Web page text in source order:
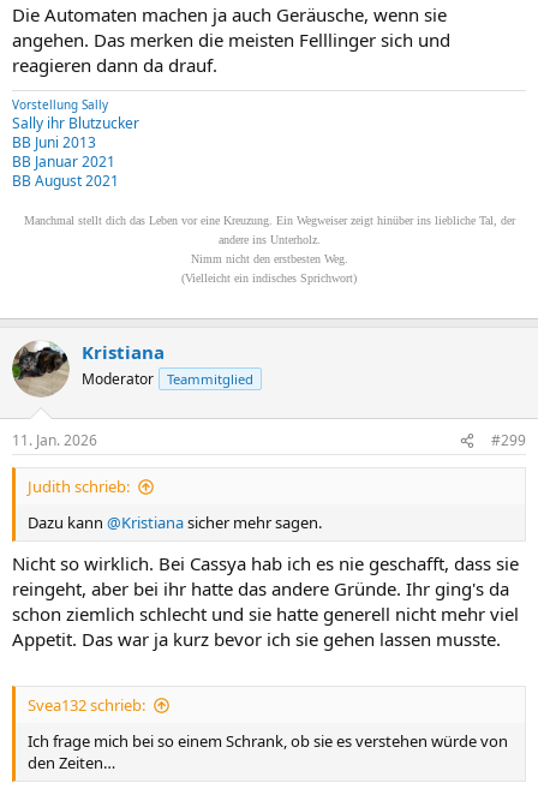
Die Automaten machen ja auch Geräusche, wenn sie
angehen. Das merken die meisten Felllinger sich und
reagieren dann da drauf.
Vorstellung Sally
Sally ihr Blutzucker
BB Juni 2013
BB Januar 2021
BB August 2021
Manchmal stellt dich das Leben vor eine Kreuzung. Ein Wegweiser zeigt hinüber ins liebliche Tal, der
andere ins Unterholz.
Nimm nicht den erstbesten Weg.
(Vielleicht ein indisches Sprichwort)
Kristiana
Moderator Teammitglied
11. Jan. 2026 #299
Judith schrieb:
Dazu kann @Kristianasicher mehr sagen.
Nicht so wirklich. Bei Cassya hab ich es nie geschafft, dass sie
reingeht, aber bei ihr hatte das andere Gründe. Ihr ging's da
schon ziemlich schlecht und sie hatte generell nicht mehr viel
Appetit. Das war ja kurz bevor ich sie gehen lassen musste.
Svea132 schrieb:
Ich frage mich bei so einem Schrank, ob sie es verstehen würde von
den Zeiten…